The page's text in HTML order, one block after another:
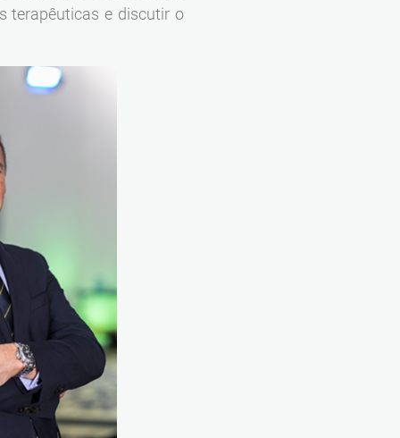
terapêuticas e discutir o